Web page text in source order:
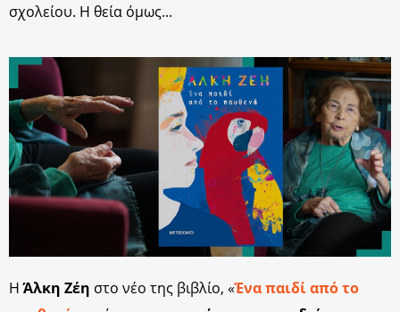
σχολείου. Η θεία όμως...
HΆλκη Ζέη στο νέο της βιβλίο, «Ένα παιδί από το